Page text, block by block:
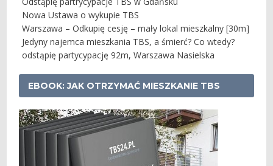
Nowa Ustawa o wykupie TBS
Warszawa – Odkupię cesję – mały lokal mieszkalny [30m]
Jedyny najemca mieszkania TBS, a śmierć? Co wtedy?
odstąpię partycypację 92m, Warszawa Nasielska
EBOOK: JAK OTRZYMAĆ MIESZKANIE TBS